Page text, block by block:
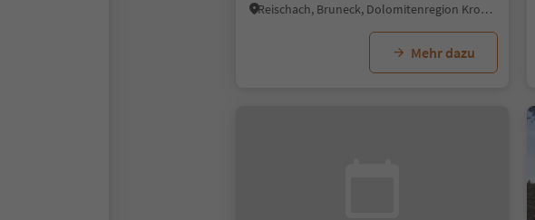
Reischach, Bruneck, Dolomitenregion Kronplatz
Mehr dazu